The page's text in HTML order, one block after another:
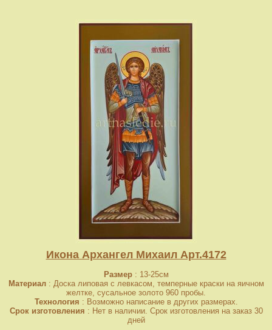
Икона Архангел Михаил Арт.4172
Размер: 13-25см
Материал: Доска липовая с левкасом, темперные краски на яичном
желтке, сусальное золото 960 пробы.
Технология : Возможно написание в других размерах.
Срок изготовления : Нет в наличии. Срок изготовления на заказ 30
дней